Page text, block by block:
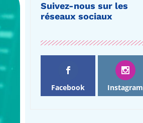
Suivez-nous sur les
réseaux sociaux
Facebook Instagram